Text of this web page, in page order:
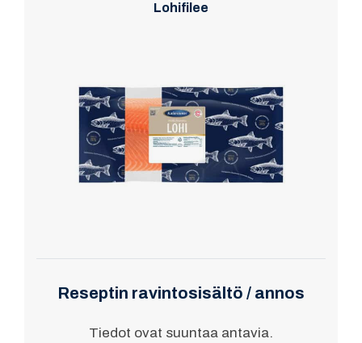
Lohifilee
Reseptin ravintosisältö / annos
Tiedot ovat suuntaa antavia.